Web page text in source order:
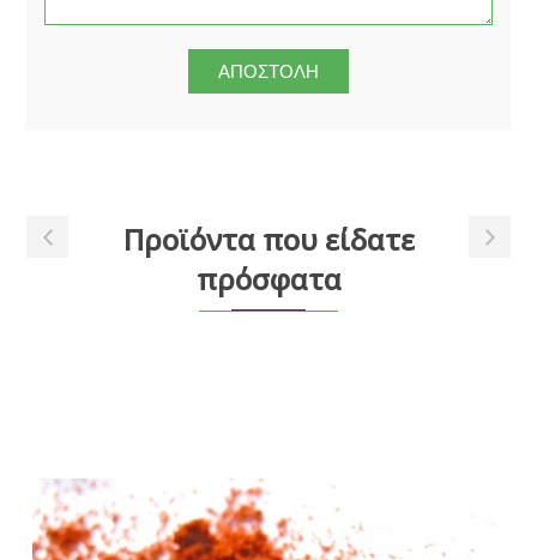
Προϊόντα που είδατε
πρόσφατα